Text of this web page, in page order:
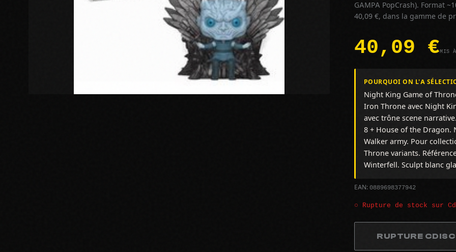
GAMPA PopCrash). Format
40,09 €, dans la gamme de
40,09 €MIS
POURQUOI ON L'A
Night King Game of
Iron Throne avec Night
avec trône scene
8 + House of the Dragon.
Walker army. Pour
Throne variants.
Winterfell. Sculpt blanc
EAN: 0889698377942
○ Rupture de stock sur
RUPTURE